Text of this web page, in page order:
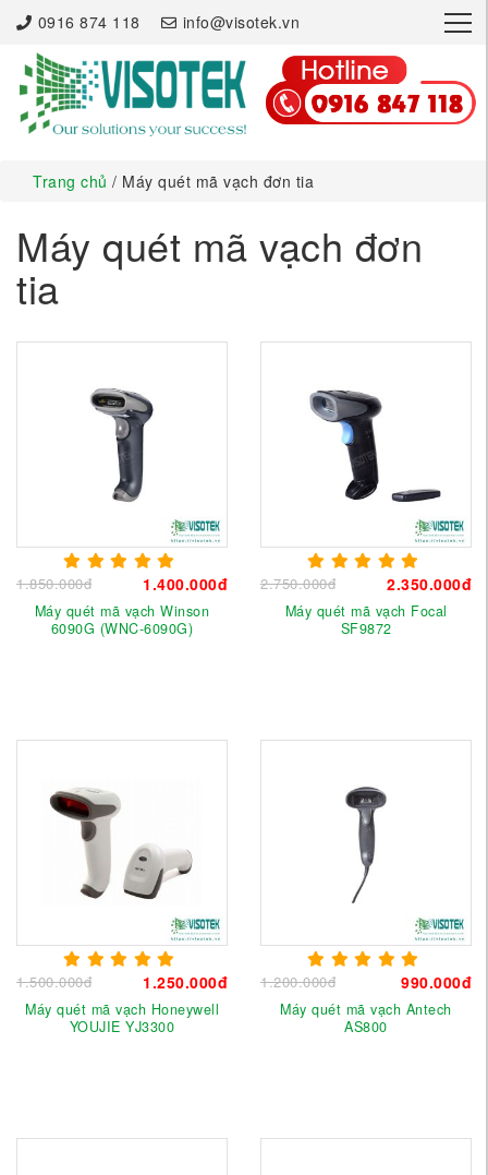
0916 874 118 info@visotek.vn ×
Trang chủ / Máy quét mã vạch đơn tia
Máy quét mã vạch đơn
tia
1.850.000đ 1.400.000đ
Máy quét mã vạch Winson
6090G (WNC-6090G)
2.750.000đ 2.350.000đ
Máy quét mã vạch Focal
SF9872
1.500.000đ 1.250.000đ
Máy quét mã vạch Honeywell
YOUJIE YJ3300
1.200.000đ 990.000đ
Máy quét mã vạch Antech
AS800